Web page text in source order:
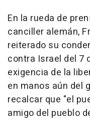
En la rueda de
canciller alemán,
reiterado su
contra Israel del 7
exigencia de la
en manos aún del
recalcar que "el
amigo del pueblo